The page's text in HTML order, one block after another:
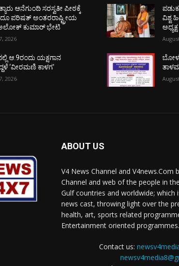
ಆನೆಗುಂದಿ ಸರಸ್ವತೀ ಪೀಠಕ್ಕೆ
ಪರಿಷತ್ ಅಂತರರಾಷ್ಟ್ರೀಯ
ಅಲೋಕ್ ಕುಮಾರ್ ಭೇಟಿ
2026
ಆ.9ರಂದು ಯಕ್ಷಗಾನ
‘ವೀರಮಣಿ ಕಾಳಗ’
2026
ವಿಶ್ವ
ABOUT US
V4 News Channel and
Channel and web of the people in
Gulf countries and worldwide; which
news cast, throwing light over the
health, art, sports related
Entertainment oriented programmes.
Contact us: